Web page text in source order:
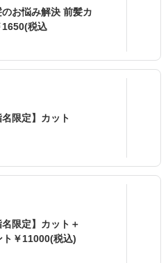
のお悩み解決 前髪カ
1650(税込
名限定】カット
名限定】カット＋
ト￥11000(税込)